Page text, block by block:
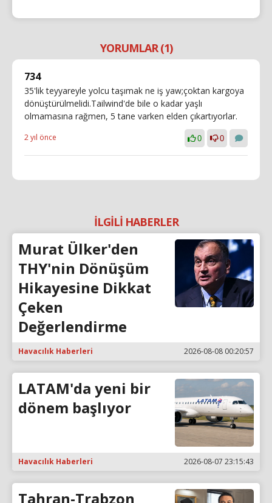
YORUMLAR (1)
734
35'lik teyyareyle yolcu taşımak ne iş yaw;çoktan kargoya
dönüştürülmelidi.Tailwind'de bile o kadar yaşlı
olmamasına rağmen, 5 tane varken elden çıkartıyorlar.
2 yıl önce 0 0
İLGİLİ HABERLER
Murat Ülker'den
THY'nin Dönüşüm
Hikayesine Dikkat
Çeken
Değerlendirme
Havacılık Haberleri 2026-08-08 00:20:57
LATAM'da yeni bir
dönem başlıyor
Havacılık Haberleri 2026-08-07 23:15:43
Tahran-Trabzon